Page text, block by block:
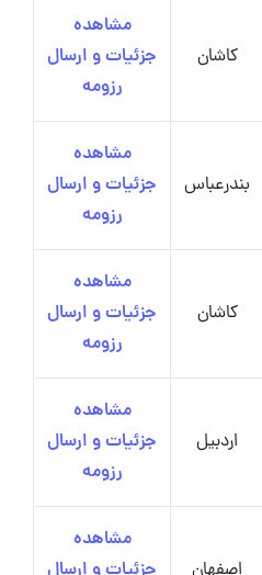
کاشان
مشاهده
جزئیات و ارسال
رزومه
بندرعباس
مشاهده
جزئیات و ارسال
رزومه
کاشان
مشاهده
جزئیات و ارسال
رزومه
اردبیل
مشاهده
جزئیات و ارسال
رزومه
مشاهده